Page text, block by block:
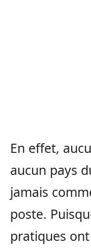
En effet,
aucun pays
jamais
poste.
pratiques